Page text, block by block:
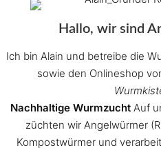
Hallo, wir sind
Ich bin Alain und betreibe die
sowie den Onlineshop
Nachhaltige Wurmzucht Auf
züchten wir Angelwürmer
Kompostwürmer und